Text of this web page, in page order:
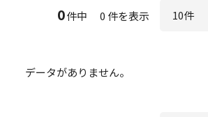
0件中 0 件を表示
データがありません。